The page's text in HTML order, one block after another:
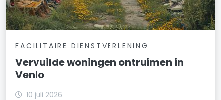
FACILITAIRE DIENSTVERLENING
Vervuilde woningen ontruimen in
Venlo
10 juli 2026